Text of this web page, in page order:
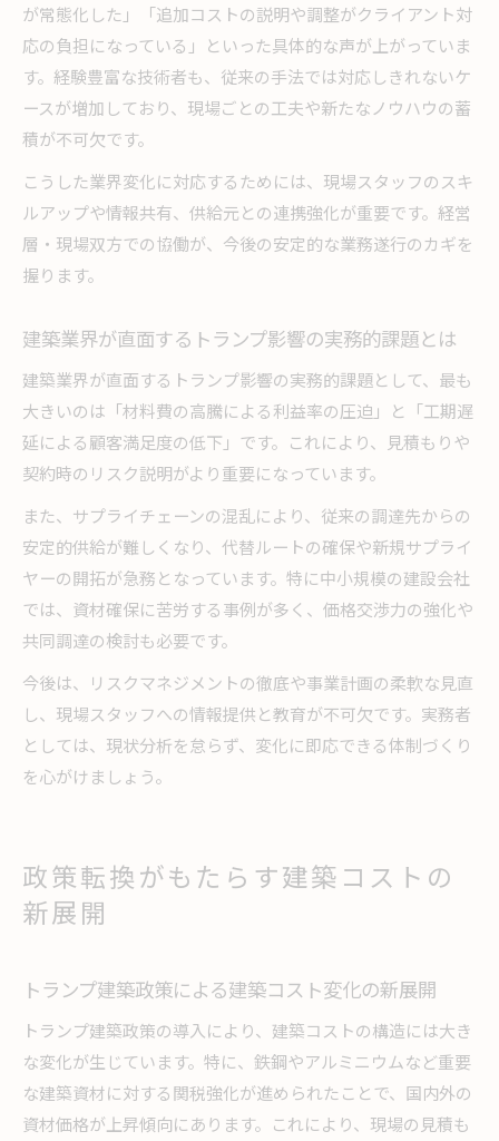
が常態化した」「追加コストの説明や調整がクライアント対
応の負担になっている」といった具体的な声が上がっていま
す。経験豊富な技術者も、従来の手法では対応しきれないケ
ースが増加しており、現場ごとの工夫や新たなノウハウの蓄
積が不可欠です。
こうした業界変化に対応するためには、現場スタッフのスキ
ルアップや情報共有、供給元との連携強化が重要です。経営
層・現場双方での協働が、今後の安定的な業務遂行のカギを
握ります。
建築業界が直面するトランプ影響の実務的課題とは
建築業界が直面するトランプ影響の実務的課題として、最も
大きいのは「材料費の高騰による利益率の圧迫」と「工期遅
延による顧客満足度の低下」です。これにより、見積もりや
契約時のリスク説明がより重要になっています。
また、サプライチェーンの混乱により、従来の調達先からの
安定的供給が難しくなり、代替ルートの確保や新規サプライ
ヤーの開拓が急務となっています。特に中小規模の建設会社
では、資材確保に苦労する事例が多く、価格交渉力の強化や
共同調達の検討も必要です。
今後は、リスクマネジメントの徹底や事業計画の柔軟な見直
し、現場スタッフへの情報提供と教育が不可欠です。実務者
としては、現状分析を怠らず、変化に即応できる体制づくり
を心がけましょう。
政策転換がもたらす建築コストの
新展開
トランプ建築政策による建築コスト変化の新展開
トランプ建築政策の導入により、建築コストの構造には大き
な変化が生じています。特に、鉄鋼やアルミニウムなど重要
な建築資材に対する関税強化が進められたことで、国内外の
資材価格が上昇傾向にあります。これにより、現場の見積も